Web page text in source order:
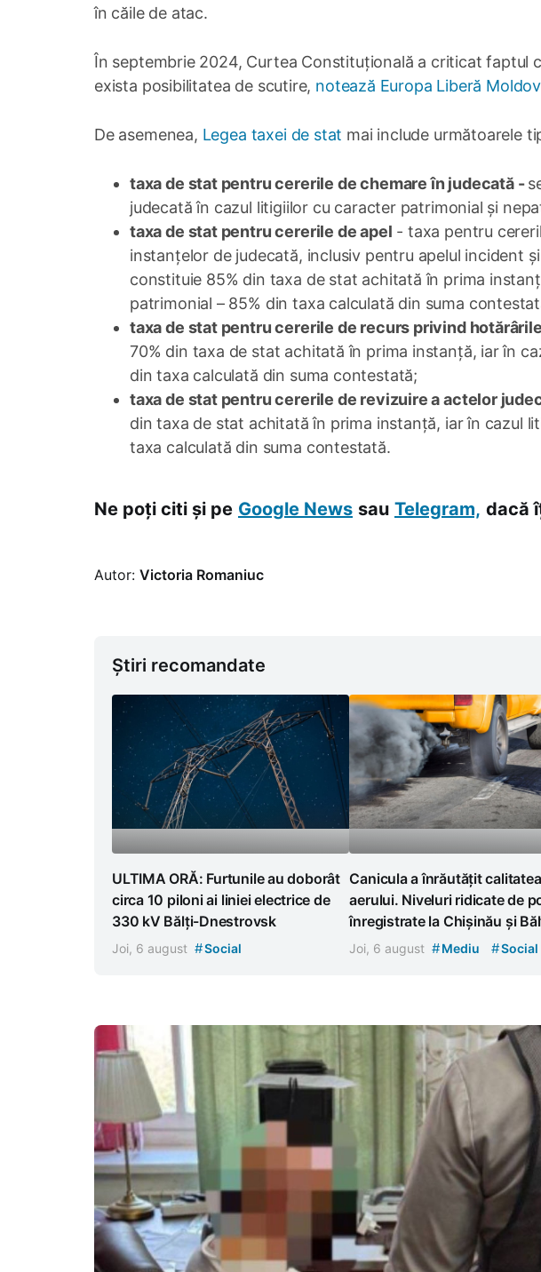
în căile de atac.
În septembrie 2024, Curtea Constituțională a criticat faptul
exista posibilitatea de scutire, notează Europa Liberă
De asemenea, Legea taxei de stat mai include următoarele
taxa de stat pentru cererile de chemare în judecată-
judecată în cazul litigiilor cu caracter patrimonial și
taxa de stat pentru cererile de apel - taxa pentru
instanțelor de judecată, inclusiv pentru apelul incident
constituie 85% din taxa de stat achitată în prima
patrimonial – 85% din taxa calculată din suma
taxa de stat pentru cererile de recurs privind
70% din taxa de stat achitată în prima instanță, iar în
din taxa calculată din suma contestată;
taxa de stat pentru cererile de revizuire a actelor
din taxa de stat achitată în prima instanță, iar în cazul
taxa calculată din suma contestată.
Ne poți citi și pe Google News sau Telegram, dacă
Autor: Victoria Romaniuc
Știri recomandate
ULTIMA ORĂ: Furtunile au doborât
circa 10 piloni ai liniei electrice de
330 kV Bălți-Dnestrovsk
Joi, 6 august #Social
Canicula a înrăutățit calitatea
aerului. Niveluri ridicate de
înregistrate la Chișinău și
Joi, 6 august #Mediu #Social